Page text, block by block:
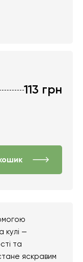
113 грн
кулі —
та
яскравим